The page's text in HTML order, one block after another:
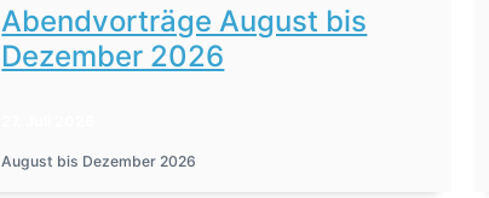
Abendvorträge August bis
Dezember 2026
August bis Dezember 2026